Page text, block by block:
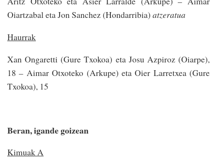
Oiartzabal eta Jon Sanchez (Hondarribia) atzeratua
Haurrak
Xan Ongaretti (Gure Txokoa) eta Josu Azpiroz (Oiarpe),
18 – Aimar Otxoteko (Arkupe) eta Oier Larretxea (Gure
Txokoa), 15
Beran, igande goizean
Kimuak A